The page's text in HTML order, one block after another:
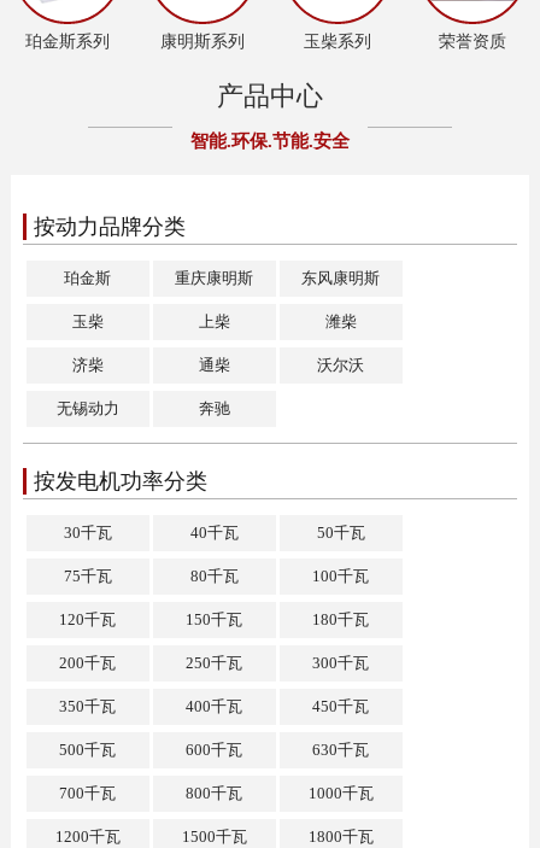
珀金斯系列 康明斯系列 玉柴系列 荣誉资质
产品中心
智能.环保.节能.安全
按动力品牌分类
珀金斯 重庆康明斯 东风康明斯
玉柴 上柴 潍柴
济柴 通柴 沃尔沃
无锡动力 奔驰
按发电机功率分类
30千瓦 40千瓦 50千瓦
75千瓦 80千瓦 100千瓦
120千瓦 150千瓦 180千瓦
200千瓦 250千瓦 300千瓦
350千瓦 400千瓦 450千瓦
500千瓦 600千瓦 630千瓦
700千瓦 800千瓦 1000千瓦
1200千瓦 1500千瓦 1800千瓦